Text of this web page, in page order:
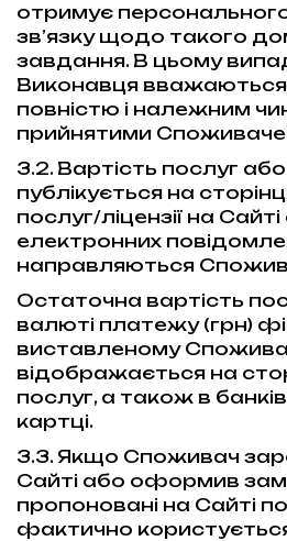
отримує
зв’язку щодо такого
завдання. В цьому
Виконавця
повністю і належним
прийнятими
3.2. Вартість послуг або
публікується на
послуг/ліцензії на
електронних
направляються
Остаточна вартість
валюті платежу (грн)
виставленому
відображається на
послуг, а також в
картці.
3.3. Якщо Споживач
Сайті або оформив
пропоновані на Сайті
фактично